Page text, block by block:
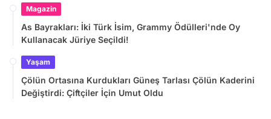
Magazin
As Bayrakları: İki Türk İsim, Grammy Ödülleri'nde Oy
Kullanacak Jüriye Seçildi!
Yaşam
Çölün Ortasına Kurdukları Güneş Tarlası Çölün Kaderini
Değiştirdi: Çiftçiler İçin Umut Oldu